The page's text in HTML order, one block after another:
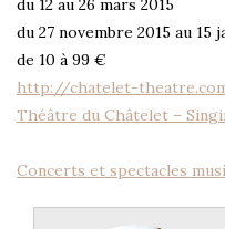
du 12 au 26 mars 2015
du 27 novembre 2015 au 15
de 10 à 99 €
http://chatelet-
Théâtre du Châtelet –
Concerts et spectacles